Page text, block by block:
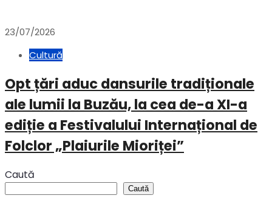
23/07/2026
Cultură
Opt țări aduc dansurile tradiționale
ale lumii la Buzău, la cea de-a XI-a
ediție a Festivalului Internațional de
Folclor „Plaiurile Mioriței”
Caută
Caută